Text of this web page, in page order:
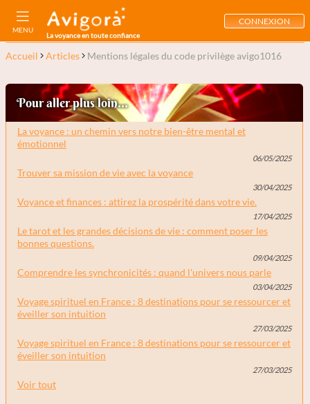
MENU
La voyance en toute confiance
CONNEXION
Accueil Articles Mentions légales du code privilège avigo1016
Pour aller plus loin...
La voyance : un chemin vers notre bien-être mental et
émotionnel
06/05/2025
Trouver sa mission de vie avec la voyance
30/04/2025
Voyance et finances : attirez la prospérité dans votre vie.
17/04/2025
Le tarot et les grandes décisions de vie : comment poser les
bonnes questions.
09/04/2025
Comprendre les synchronicités : quand l'univers nous parle
03/04/2025
Voyage spirituel en France : 8 destinations pour se ressourcer et
éveiller son intuition
27/03/2025
Voyage spirituel en France : 8 destinations pour se ressourcer et
éveiller son intuition
27/03/2025
Voir tout